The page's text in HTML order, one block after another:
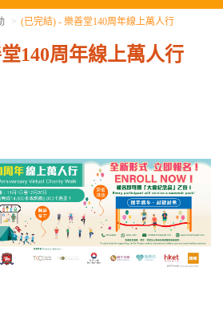
n
(已完結) - 樂善堂140周年線上萬人行
140周年線上萬人行